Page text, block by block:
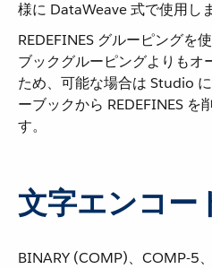
様に DataWeave 式で使用しま
REDEFINES グルーピングを
ブックグルーピングよりもオ
ため、可能な場合は Studio
ーブックから REDEFINES を
す。
文字エンコー
BINARY (COMP)、COMP-5